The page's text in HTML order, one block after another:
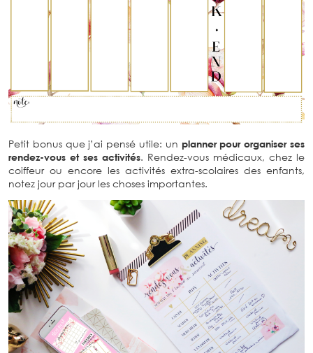
Petit bonus que j’ai pensé utile: un planner pour organiser ses
rendez-vous et ses activités. Rendez-vous médicaux, chez le
coiffeur ou encore les activités extra-scolaires des enfants,
notez jour par jour les choses importantes.